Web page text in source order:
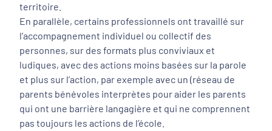
territoire.
En parallèle, certains professionnels ont travaillé sur
l’accompagnement individuel ou collectif des
personnes, sur des formats plus conviviaux et
ludiques, avec des actions moins basées sur la parole
et plus sur l’action, par exemple avec un (réseau de
parents bénévoles interprètes pour aider les parents
qui ont une barrière langagière et qui ne comprennent
pas toujours les actions de l’école.